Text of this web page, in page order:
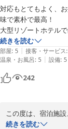
対応もとてもよく、
味で素朴で最高！
大型リゾートホテル
ルを楽しめました。
唯一、車の車庫入れ
人に教えたくない隠
続きを読む
部屋: 5 | 接客・サービス:
温泉・お風呂: 5 | 設備: 5
242
この度は、宿泊施
ご投稿をくださいま
続きを読む